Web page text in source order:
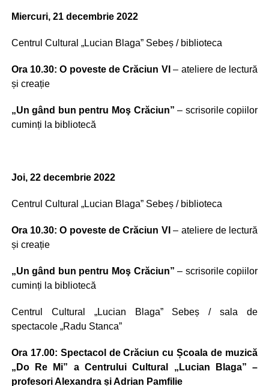
Miercuri, 21 decembrie 2022
Centrul Cultural „Lucian Blaga” Sebeș / biblioteca
Ora 10.30: O poveste de Crăciun VI – ateliere de lectură
și creație
„Un gând bun pentru Moş Crăciun” – scrisorile copiilor
cuminți la bibliotecă
Joi, 22 decembrie 2022
Centrul Cultural „Lucian Blaga” Sebeș / biblioteca
Ora 10.30: O poveste de Crăciun VI – ateliere de lectură
și creație
„Un gând bun pentru Moş Crăciun” – scrisorile copiilor
cuminți la bibliotecă
Centrul Cultural „Lucian Blaga” Sebeș / sala de
spectacole „Radu Stanca”
Ora 17.00: Spectacol de Crăciun cu Școala de muzică
„Do Re Mi” a Centrului Cultural „Lucian Blaga” –
profesori Alexandra și Adrian Pamfilie